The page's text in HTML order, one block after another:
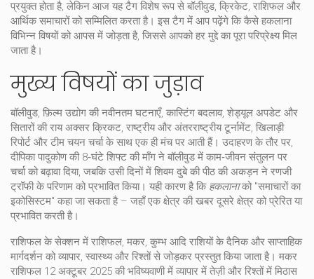
प्रयुक्त होता है, लेकिन आज यह टैग विशेष रूप से बॉलीवुड, क्रिकेट, राशिफल और
आर्थिक समाचारों को सम्मिलित करता है। इस टैग में आप पढ़ेंगे कि कैसे हकलाना
विभिन्न विषयों को आपस में जोड़ता है, जिससे आपको हर मुद्दे का पूरा परिप्रेक्ष्य मिल
जाता है।
मुख्य विषयों का जुड़ाव
बॉलीवुड, फ़िल्म उद्योग की नवीनतम घटनाएँ, कास्टिंग बदलाव, शेड्यूल अपडेट और
सितारों की रायअक्सर क्रिकट, राष्ट्रीय और अंतरराष्ट्रीय टूर्नामेंट, खिलाड़ी
रिपोर्ट और टीम चयन चर्चाके साथ एक ही मंच पर आती हैं। उदाहरण के तौर पर,
दीपिका पादुकोण की 8‑घंटे शिफ्ट की माँग ने बॉलीवुड में काम‑जीवन संतुलन पर
चर्चा को बढ़ावा दिया, जबकि उसी दिनों में शिवम दुबे की पीठ की अकड़न ने रणजी
ट्रॉफी के परिणाम को प्रभावित किया। यही कारण है कि हकलानाको "समाचारों का
इकोसिस्टम" कहा जा सकता है – जहाँ एक क्षेत्र की खबर दूसरे क्षेत्र को प्रेरित या
प्रभावित करती है।
राशिफल के सेक्शन में राशिफल, मकर, कुम्भ आदि राशियों के दैनिक और साप्ताहिक
मार्गदर्शन को व्यापार, स्वास्थ्य और रिश्तों से जोड़कर प्रस्तुत किया जाता है। मकर
राशिफल 12 अक्टूबर 2025 की भविष्यवाणी में व्यापार में तेज़ी और रिश्तों में मिठास